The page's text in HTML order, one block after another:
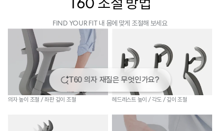
FIND YOUR FIT 내 몸에 맞게 조절해 보세요
의자 높이 조절 / 좌판 깊이 조절 헤드레스트 높이 / 각도 / 깊이 조절